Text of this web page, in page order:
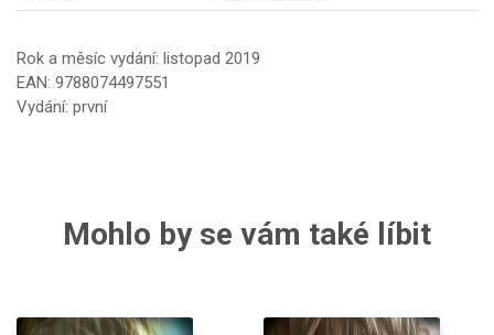
Rok a měsíc vydání: listopad 2019
EAN: 9788074497551
Vydání: první
Mohlo by se vám také líbit